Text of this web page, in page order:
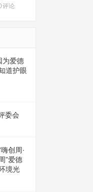
评论
为爱德
道护眼
委会
创周·
”爱德
境光